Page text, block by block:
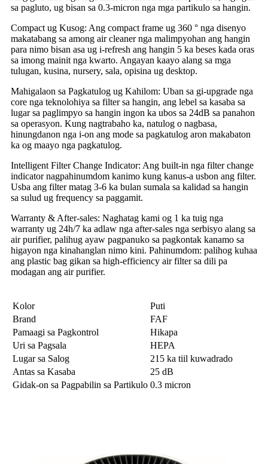
sa pagluto, ug bisan sa 0.3-micron nga mga partikulo sa hangin.
Compact ug Kusog: Ang compact frame ug 360 ° nga disenyo
makatabang sa among air cleaner nga malimpyohan ang hangin
para nimo bisan asa ug i-refresh ang hangin 5 ka beses kada oras
sa imong mainit nga kwarto. Angayan kaayo alang sa mga
tulugan, kusina, nursery, sala, opisina ug desktop.
Mahigalaon sa Pagkatulog ug Kahilom: Uban sa gi-upgrade nga
core nga teknolohiya sa filter sa hangin, ang lebel sa kasaba sa
lugar sa paglimpyo sa hangin ingon ka ubos sa 24dB sa panahon
sa operasyon. Kung nagtrabaho ka, natulog o nagbasa,
hinungdanon nga i-on ang mode sa pagkatulog aron makabaton
ka og maayo nga pagkatulog.
Intelligent Filter Change Indicator: Ang built-in nga filter change
indicator nagpahinumdom kanimo kung kanus-a usbon ang filter.
Usba ang filter matag 3-6 ka bulan sumala sa kalidad sa hangin
sa sulud ug frequency sa paggamit.
Warranty & After-sales: Naghatag kami og 1 ka tuig nga
warranty ug 24h/7 ka adlaw nga after-sales nga serbisyo alang sa
air purifier, palihug ayaw pagpanuko sa pagkontak kanamo sa
higayon nga kinahanglan nimo kini. Pahinumdom: palihog kuhaa
ang plastic bag gikan sa high-efficiency air filter sa dili pa
modagan ang air purifier.
Kolor
Puti
Brand
FAF
Pamaagi sa Pagkontrol
Hikapa
Uri sa Pagsala
HEPA
Lugar sa Salog
‎215 ka tiil kuwadrado
Antas sa Kasaba
25 dB
Gidak-on sa Pagpabilin sa Partikulo 0.3 micron